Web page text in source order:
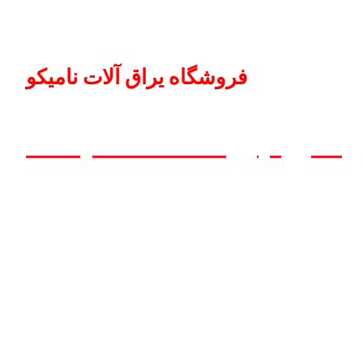
فروشگاه یراق آلات نامیکو